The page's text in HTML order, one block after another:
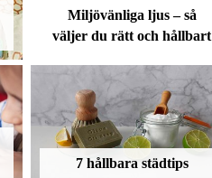
Miljövänliga ljus – så
väljer du rätt och hållbart
7 hållbara städtips